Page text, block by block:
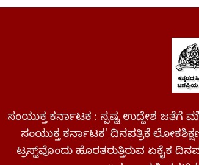
ಸಂಯುಕ್ತ ಕರ್ನಾಟಕ : ಸ್ಪಷ್ಟ ಉದ್ದೇಶ
ಸಂಯುಕ್ತ ಕರ್ನಾಟಕ' ದಿನಪತ್ರಿಕೆ
ಟ್ರಸ್ಟ್‌ವೊಂದು ಹೊರತರುತ್ತಿರುವ ಏಕೈಕ